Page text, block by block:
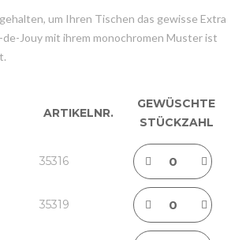
um Ihren Tischen das gewisse Extra
Jouy mit ihrem monochromen Muster ist
ARTIKELNR.
GEWÜSCHTE
STÜCKZAHL
35316
35319